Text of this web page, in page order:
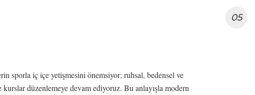
sporla iç içe yetişmesini önemsiyor; ruhsal, bedensel ve
düzenlemeye devam ediyoruz. Bu anlayışla modern